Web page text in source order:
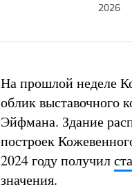
2026
На прошлой неделе
облик выставочного
Эйфмана. Здание
построек
2024 году получил
значения.